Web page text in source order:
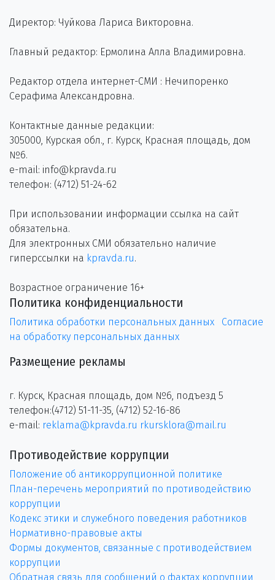
Директор: Чуйкова Лариса Викторовна.
Главный редактор: Ермолина Алла Владимировна.
Редактор отдела интернет-СМИ : Нечипоренко
Серафима Александровна.
Контактные данные редакции:
305000, Курская обл., г. Курск, Красная площадь, дом
№6.
e-mail: info@kpravda.ru
телефон: (4712) 51-24-62
При использовании информации ссылка на сайт
обязательна.
Для электронных СМИ обязательно наличие
гиперссылки на kpravda.ru.
Возрастное ограничение 16+
Политика конфиденциальности
Политика обработки персональных данных
Согласие
на обработку персональных данных
Размещение рекламы
г. Курск, Красная площадь, дом №6, подъезд 5
телефон:(4712) 51-11-35, (4712) 52-16-86
e-mail: reklama@kpravda.ru rkursklora@mail.ru
Противодействие коррупции
Положение об антикоррупционной политике
План-перечень мероприятий по противодействию
коррупции
Кодекс этики и служебного поведения работников
Нормативно-правовые акты
Формы документов, связанные с противодействием
коррупции
Обратная связь для сообщений о фактах коррупции